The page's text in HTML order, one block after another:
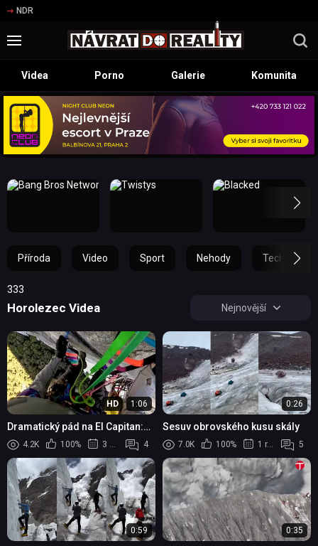
NDR
Videa Porno Galerie Komunita
Příroda Video Sport Nehody Technika
333
Horolezec Videa Nejnovější
HD 1:06
Dramatický pád na El Capitan:
Horolezci se v Yosemitském
národním parku utrhl kus skalní
stěny
4.2K 100% 3 měsíce 4
0:26
Sesuv obrovského kusu skály
7.0K 100% 1 rok 5
0:59 0:35